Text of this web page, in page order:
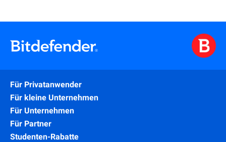
Für Privatanwender
Für kleine Unternehmen
Für Unternehmen
Für Partner
Studenten-Rabatte